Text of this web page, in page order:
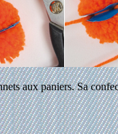
aux paniers. Sa